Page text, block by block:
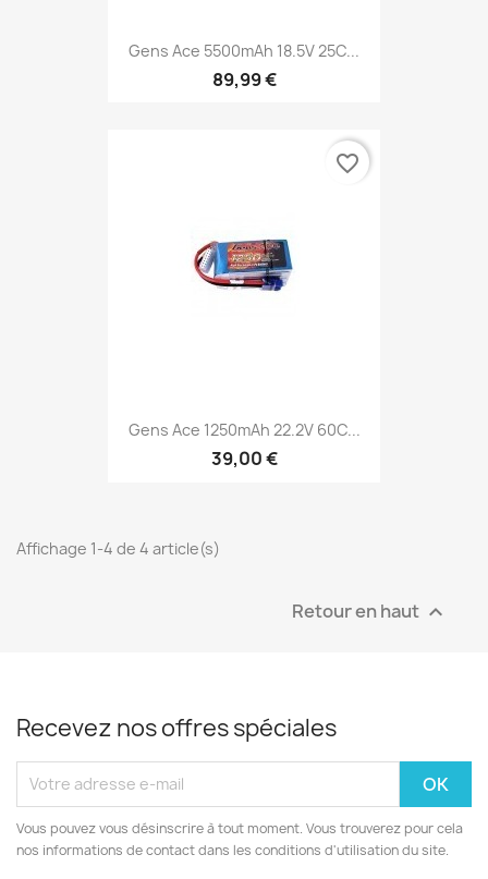
Gens Ace 5500mAh 18.5V 25C...
89,99 €
Gens Ace 1250mAh 22.2V 60C...
39,00 €
favorite_border
Affichage 1-4 de 4 article(s)
Retour en haut 
Recevez nos offres spéciales
Vous pouvez vous désinscrire à tout moment. Vous trouverez pour cela
nos informations de contact dans les conditions d'utilisation du site.